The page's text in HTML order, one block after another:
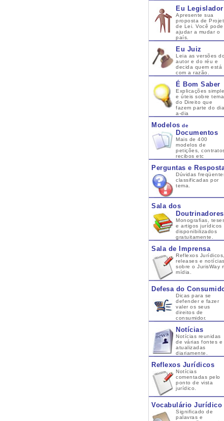
Eu Legislador
Apresente sua
proposta de
de Lei. Você pode
ajudar a mudar o
país.
Eu Juiz
Leia as versões do
autor e do réu e
decida quem está
com a razão.
É Bom Saber
Explicações
e úteis sobre
do Direito que
fazem parte do
a-dia
Modelos de
Documentos
Mais de 400
modelos de
petições,
recibos etc
Perguntas e
Dúvidas
classificadas por
tema.
Sala dos
Doutrinadores
Monografias,
e artigos jurídicos
disponibilizados
gratuitamente.
Sala de Imprensa
Reflexos Jurídicos,
releases e notícias
sobre o JurisWay
mídia.
Defesa do
Dicas para se
defender e fazer
valer os seus
direitos de
consumidor.
Notícias
Notícias reunidas
de várias fontes e
atualizadas
diariamente.
Reflexos Jurídicos
Notícias
comentadas pelo
ponto de vista
jurídico.
Vocabulário Jurídico
Significado de
palavras e